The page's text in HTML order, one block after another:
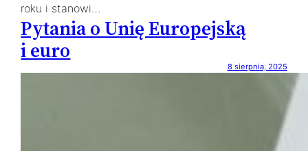
roku i stanowi…
Pytania o Unię Europejską
i euro
8 sierpnia, 2025